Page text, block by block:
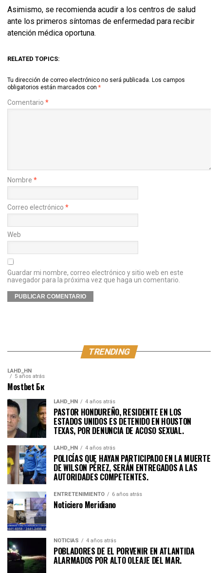
Asimismo, se recomienda acudir a los centros de salud
ante los primeros síntomas de enfermedad para recibir
atención médica oportuna.
RELATED TOPICS:
Tu dirección de correo electrónico no será publicada. Los campos
obligatorios están marcados con *
Comentario *
Nombre *
Correo electrónico *
Web
Guardar mi nombre, correo electrónico y sitio web en este
navegador para la próxima vez que haga un comentario.
TRENDING
LAHD_HN
5 años atrás
Mostbet Бк
LAHD_HN 4 años atrás
PASTOR HONDUREÑO, RESIDENTE EN LOS
ESTADOS UNIDOS ES DETENIDO EN HOUSTON
TEXAS, POR DENUNCIA DE ACOSO SEXUAL.
LAHD_HN 4 años atrás
POLICÍAS QUE HAYAN PARTICIPADO EN LA MUERTE
DE WILSON PÉREZ, SERÁN ENTREGADOS A LAS
AUTORIDADES COMPETENTES.
ENTRETENIMIENTO 6 años atrás
Noticiero Meridiano
NOTICIAS 4 años atrás
POBLADORES DE EL PORVENIR EN ATLANTIDA
ALARMADOS POR ALTO OLEAJE DEL MAR.